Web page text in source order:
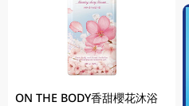
ON THE BODY香甜櫻花沐浴